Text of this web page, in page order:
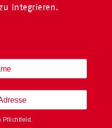
integrieren.
Pflichtfeld.